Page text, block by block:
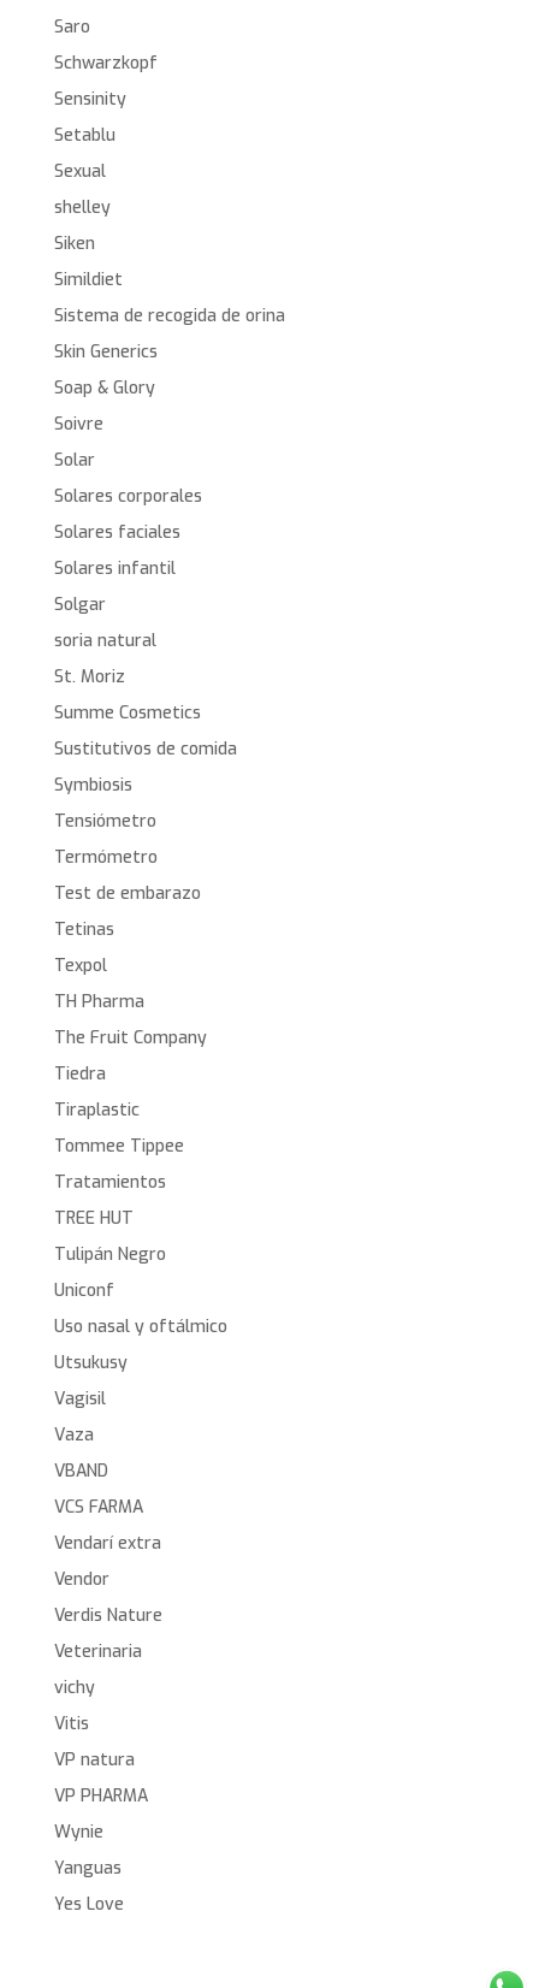
Saro
Schwarzkopf
Sensinity
Setablu
Sexual
shelley
Siken
Simildiet
Sistema de recogida de orina
Skin Generics
Soap & Glory
Soivre
Solar
Solares corporales
Solares faciales
Solares infantil
Solgar
soria natural
St. Moriz
Summe Cosmetics
Sustitutivos de comida
Symbiosis
Tensiómetro
Termómetro
Test de embarazo
Tetinas
Texpol
TH Pharma
The Fruit Company
Tiedra
Tiraplastic
Tommee Tippee
Tratamientos
TREE HUT
Tulipán Negro
Uniconf
Uso nasal y oftálmico
Utsukusy
Vagisil
Vaza
VBAND
VCS FARMA
Vendarí extra
Vendor
Verdis Nature
Veterinaria
vichy
Vitis
VP natura
VP PHARMA
Wynie
Yanguas
Yes Love